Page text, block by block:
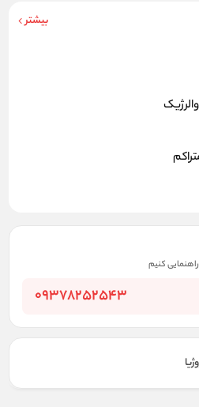
بیشتر
کنیم
09378252543